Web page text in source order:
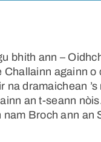
bhith ann –
againn o
na dramaichean
an t-seann
Broch ann an